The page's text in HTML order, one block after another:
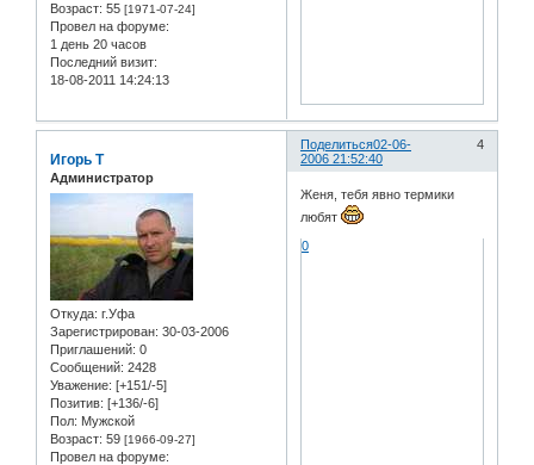
Возраст: 55 [1971-07-24]
Провел на форуме:
1 день 20 часов
Последний визит:
18-08-2011 14:24:13
Поделиться 4
02-06-
2006 21:52:40
Игорь Т
Администратор
Откуда: г.Уфа
Зарегистрирован: 30-03-2006
Приглашений: 0
Сообщений: 2428
Уважение: [+151/-5]
Позитив: [+136/-6]
Пол: Мужской
Возраст: 59 [1966-09-27]
Провел на форуме:
Женя, тебя явно термики
любят
0